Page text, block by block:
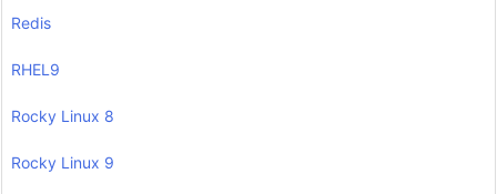
Redis
RHEL9
Rocky Linux 8
Rocky Linux 9